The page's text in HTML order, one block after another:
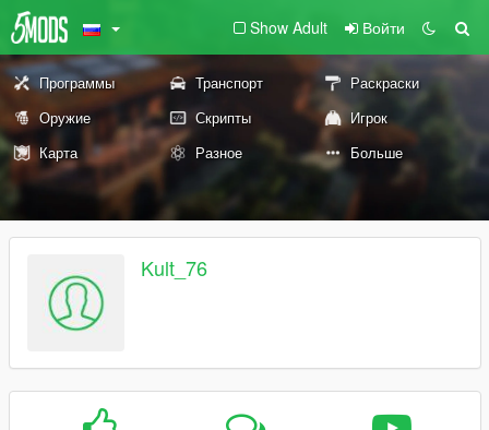
Show Adult Войти
Программы Транспорт
Раскраски
Оружие
Скрипты
Игрок
Карта
Разное Больше
Kult_76